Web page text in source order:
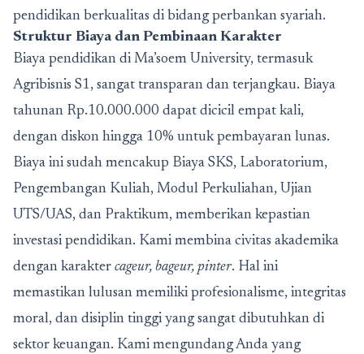
pendidikan berkualitas di bidang perbankan syariah.
Struktur Biaya dan Pembinaan Karakter
Biaya pendidikan di Ma’soem University, termasuk
Agribisnis S1, sangat transparan dan terjangkau. Biaya
tahunan Rp.10.000.000 dapat dicicil empat kali,
dengan diskon hingga 10% untuk pembayaran lunas.
Biaya ini sudah mencakup Biaya SKS, Laboratorium,
Pengembangan Kuliah, Modul Perkuliahan, Ujian
UTS/UAS, dan Praktikum, memberikan kepastian
investasi pendidikan. Kami membina civitas akademika
dengan karakter cageur, bageur, pinter. Hal ini
memastikan lulusan memiliki profesionalisme, integritas
moral, dan disiplin tinggi yang sangat dibutuhkan di
sektor keuangan. Kami mengundang Anda yang